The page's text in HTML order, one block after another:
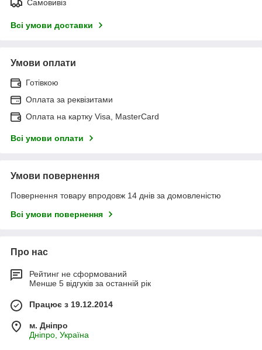
Самовивіз
Всі умови доставки
Умови оплати
Готівкою
Оплата за реквізитами
Оплата на картку Visa, MasterCard
Всі умови оплати
Умови повернення
Повернення товару впродовж 14 днів за домовленістю
Всі умови повернення
Про нас
Рейтинг не сформований
Менше 5 відгуків за останній рік
Працює з 19.12.2014
м. Дніпро
Дніпро, Україна